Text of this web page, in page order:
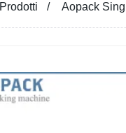
Prodotti Aopack